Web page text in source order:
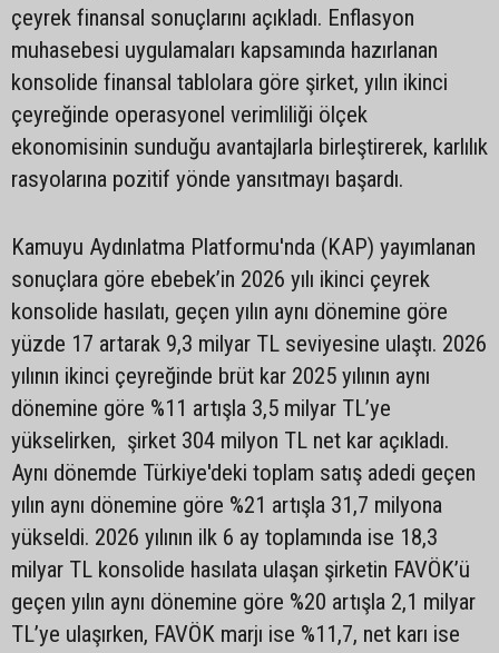
çeyrek finansal sonuçlarını açıkladı. Enflasyon
muhasebesi uygulamaları kapsamında hazırlanan
konsolide finansal tablolara göre şirket, yılın ikinci
çeyreğinde operasyonel verimliliği ölçek
ekonomisinin sunduğu avantajlarla birleştirerek, karlılık
rasyolarına pozitif yönde yansıtmayı başardı.
Kamuyu Aydınlatma Platformu'nda (KAP) yayımlanan
sonuçlara göre ebebek’in 2026 yılı ikinci çeyrek
konsolide hasılatı, geçen yılın aynı dönemine göre
yüzde 17 artarak 9,3 milyar TL seviyesine ulaştı. 2026
yılının ikinci çeyreğinde brüt kar 2025 yılının aynı
dönemine göre %11 artışla 3,5 milyar TL’ye
yükselirken, şirket 304 milyon TL net kar açıkladı.
Aynı dönemde Türkiye'deki toplam satış adedi geçen
yılın aynı dönemine göre %21 artışla 31,7 milyona
yükseldi. 2026 yılının ilk 6 ay toplamında ise 18,3
milyar TL konsolide hasılata ulaşan şirketin FAVÖK’ü
geçen yılın aynı dönemine göre %20 artışla 2,1 milyar
TL’ye ulaşırken, FAVÖK marjı ise %11,7, net karı ise